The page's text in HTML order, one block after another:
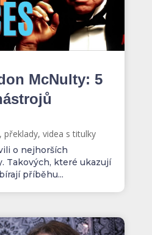
McNulty: 5
překlady, videa s titulky
o nejhorších
Takových, které ukazují
příběhu...